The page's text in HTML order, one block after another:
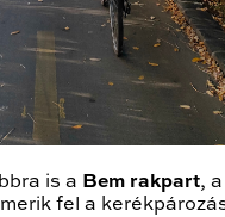
is a Bem rakpart, a
fel a